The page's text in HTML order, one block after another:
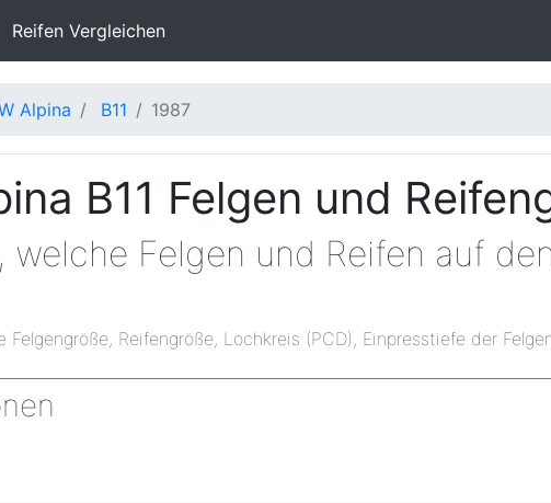
Reifen Vergleichen
Alpina B11 1987
B11 Felgen und
welche Felgen und Reifen auf
Reifengröße, Lochkreis (PCD), Einpresstiefe der